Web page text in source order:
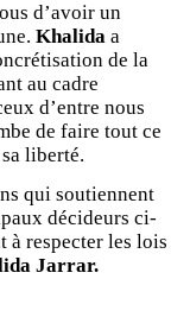
d’avoir un
Khalida a
de la
au cadre
d’entre nous
de faire tout ce
liberté.
qui soutiennent
décideurs ci-
à respecter les lois
Jarrar.